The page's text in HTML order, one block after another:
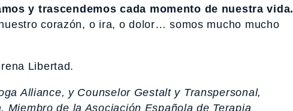
y trascendemos cada momento de nuestra vida.
corazón, o ira, o dolor… somos mucho mucho
Libertad.
Alliance, y Counselor Gestalt y Transpersonal,
de la Asociación Española de Terapia